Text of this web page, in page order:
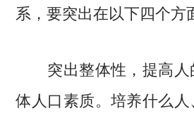
系，要突出在以下四个方
突出整体性，提高人
体人口素质。培养什么人